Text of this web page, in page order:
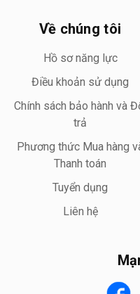
Về chúng tôi
Hồ sơ năng lực
Điều khoản sử dụng
Chính sách bảo hành và
trả
Phương thức Mua hàng
Thanh toán
Tuyển dụng
Liên hệ